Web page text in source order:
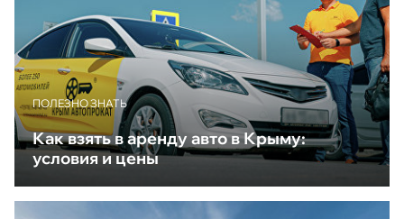
ПОЛЕЗНО ЗНАТЬ
Как взять в аренду авто в Крыму:
условия и цены